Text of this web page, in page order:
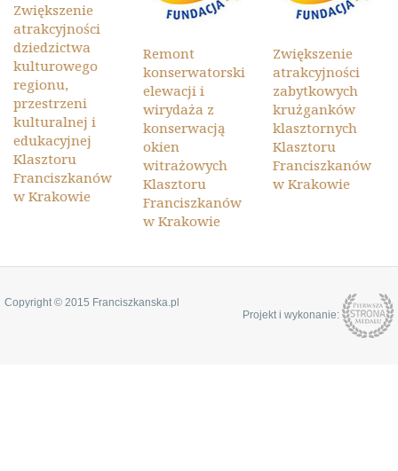
Zwiększenie
atrakcyjności
dziedzictwa
kulturowego
regionu,
przestrzeni
kulturalnej i
edukacyjnej
Klasztoru
Franciszkanów
w Krakowie
Remont
konserwatorski
elewacji i
wirydaża z
konserwacją
okien
witrażowych
Klasztoru
Franciszkanów
w Krakowie
Zwiększenie
atrakcyjności
zabytkowych
krużganków
klasztornych
Klasztoru
Franciszkanów
w Krakowie
Copyright © 2015 Franciszkanska.pl
Projekt i wykonanie: